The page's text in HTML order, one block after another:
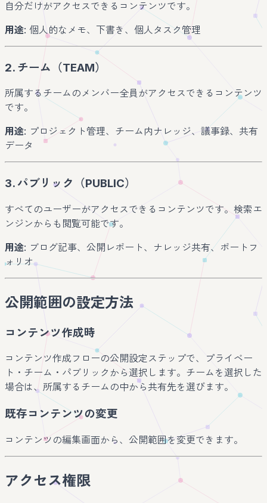
自分だけがアクセスできるコンテンツです。
用途: 個人的なメモ、下書き、個人タスク管理
2. チーム（TEAM）
所属するチームのメンバー全員がアクセスできるコンテンツ
です。
用途: プロジェクト管理、チーム内ナレッジ、議事録、共有
データ
3. パブリック（PUBLIC）
すべてのユーザーがアクセスできるコンテンツです。検索エ
ンジンからも閲覧可能です。
用途: ブログ記事、公開レポート、ナレッジ共有、ポートフ
ォリオ
公開範囲の設定方法
コンテンツ作成時
コンテンツ作成フローの公開設定ステップで、プライベー
ト・チーム・パブリックから選択します。チームを選択した
場合は、所属するチームの中から共有先を選びます。
既存コンテンツの変更
コンテンツの編集画面から、公開範囲を変更できます。
アクセス権限